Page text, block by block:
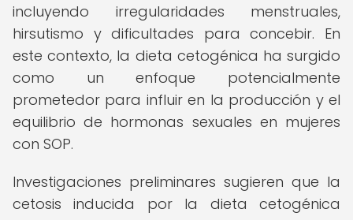
incluyendo irregularidades menstruales,
hirsutismo y dificultades para concebir. En
este contexto, la dieta cetogénica ha surgido
como un enfoque potencialmente
prometedor para influir en la producción y el
equilibrio de hormonas sexuales en mujeres
con SOP.
Investigaciones preliminares sugieren que la
cetosis inducida por la dieta cetogénica